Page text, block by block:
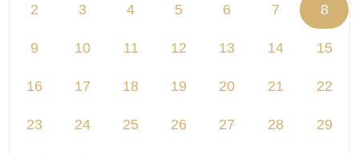
2 3 4 5 6 7 8
9 10 11 12 13 14 15
16 17 18 19 20 21 22
23 24 25 26 27 28 29